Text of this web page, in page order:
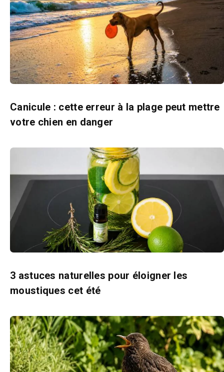
Canicule : cette erreur à la plage peut mettre
votre chien en danger
3 astuces naturelles pour éloigner les
moustiques cet été